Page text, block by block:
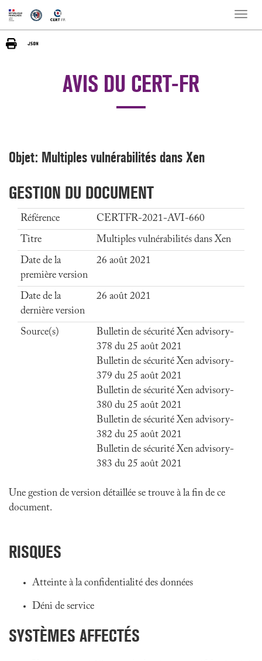
Toggle
AVIS DU CERT-FR
Objet: Multiples vulnérabilités dans Xen
GESTION DU DOCUMENT
Référence
CERTFR-2021-AVI-660
Titre
Multiples vulnérabilités dans Xen
Date de la
première version
26 août 2021
Date de la
dernière version
26 août 2021
Source(s)
Bulletin de sécurité Xen advisory-
378 du 25 août 2021
Bulletin de sécurité Xen advisory-
379 du 25 août 2021
Bulletin de sécurité Xen advisory-
380 du 25 août 2021
Bulletin de sécurité Xen advisory-
382 du 25 août 2021
Bulletin de sécurité Xen advisory-
383 du 25 août 2021
Une gestion de version détaillée se trouve à la fin de ce
document.
RISQUES
Atteinte à la confidentialité des données
Déni de service
SYSTÈMES AFFECTÉS